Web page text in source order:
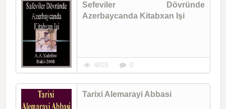
Sefeviler Dövründe
Azerbaycanda Kitabxan Işi
4819 0
Tarixi Alemarayi Abbasi